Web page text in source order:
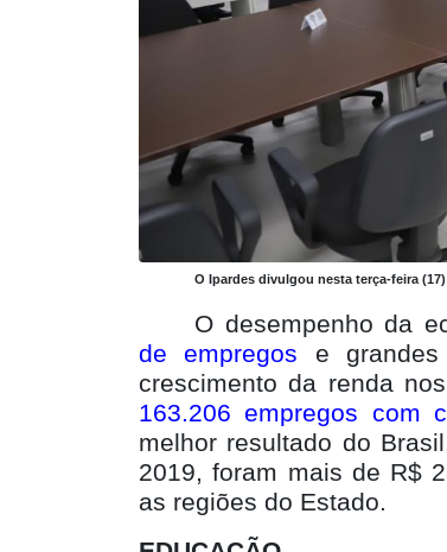
O Ipardes divulgou nesta terça-feira
O desempenho da
de empregos e
crescimento da renda
163.206 empregos com
melhor resultado do
2019, foram mais de R$
as regiões do Estado.